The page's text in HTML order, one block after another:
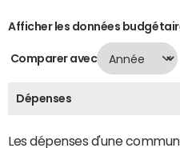
Afficher les données
Comparer avec
Dépenses
Les dépenses d'une